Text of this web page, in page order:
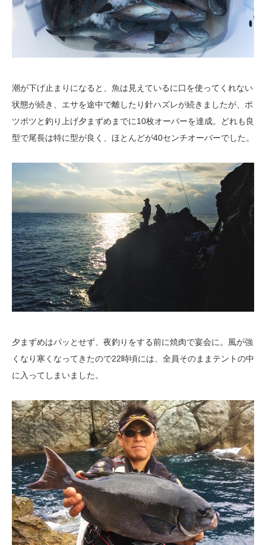
潮が下げ止まりになると、魚は見えているに口を使ってくれない
状態が続き、エサを途中で離したり針ハズレが続きましたが、ポ
ツポツと釣り上げ夕まずめまでに10枚オーバーを達成。どれも良
型で尾長は特に型が良く、ほとんどが40センチオーバーでした。
夕まずめはパッとせず、夜釣りをする前に焼肉で宴会に。風が強
くなり寒くなってきたので22時頃には、全員そのままテントの中
に入ってしまいました。